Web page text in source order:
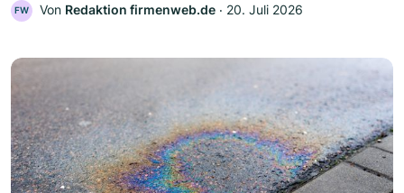
FW Von Redaktion firmenweb.de ‧ 20. Juli 2026